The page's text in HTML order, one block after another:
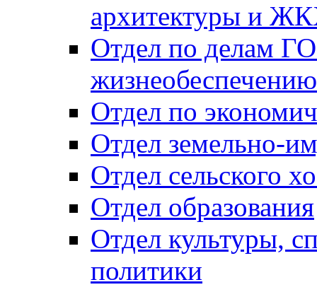
архитектуры и
Отдел по делам
Отдел по
Отдел земельно-
Отдел сельского
Отдел образования
Отдел культуры,
политики